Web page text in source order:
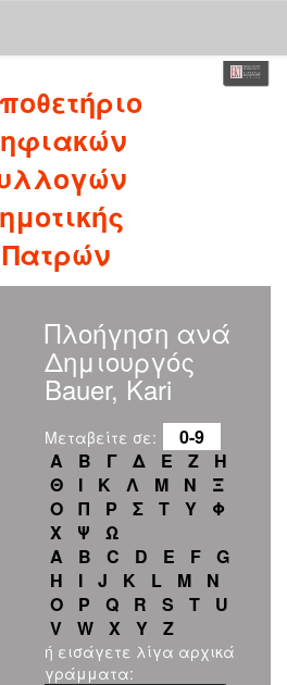
Πατρών
Πλοήγηση ανά
Δημιουργός
Bauer, Kari
Μεταβείτε σε:
0-9
Α
Β Γ Δ Ε Ζ
Η
Θ
Ι Κ Λ Μ Ν
Ξ
Ο
Π Ρ Σ Τ Υ
Φ
Χ
Ψ
Ω
A
B C D E F
G
H
I J K L M
N
O
P Q R S T
U
V
W X Y Z
ή εισάγετε λίγα αρχικά
γράμματα: